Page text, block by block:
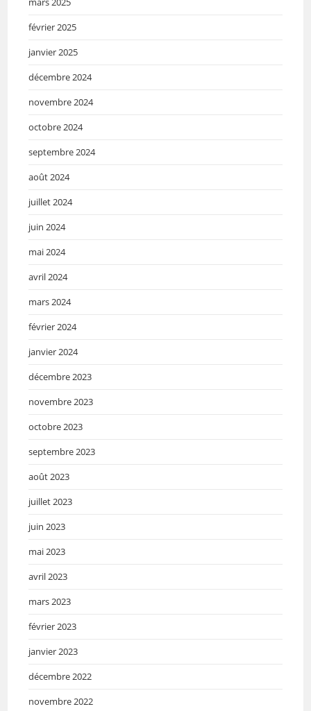
février 2025
janvier 2025
décembre 2024
novembre 2024
octobre 2024
septembre 2024
août 2024
juillet 2024
juin 2024
mai 2024
avril 2024
mars 2024
février 2024
janvier 2024
décembre 2023
novembre 2023
octobre 2023
septembre 2023
août 2023
juillet 2023
juin 2023
mai 2023
avril 2023
mars 2023
février 2023
janvier 2023
décembre 2022
novembre 2022